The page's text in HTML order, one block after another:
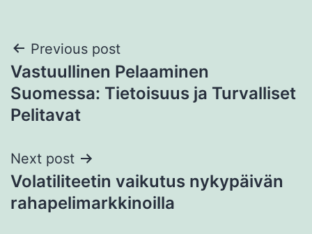
Previous post
Vastuullinen Pelaaminen
Suomessa: Tietoisuus ja Turvalliset
Pelitavat
Next post
Volatiliteetin vaikutus nykypäivän
rahapelimarkkinoilla